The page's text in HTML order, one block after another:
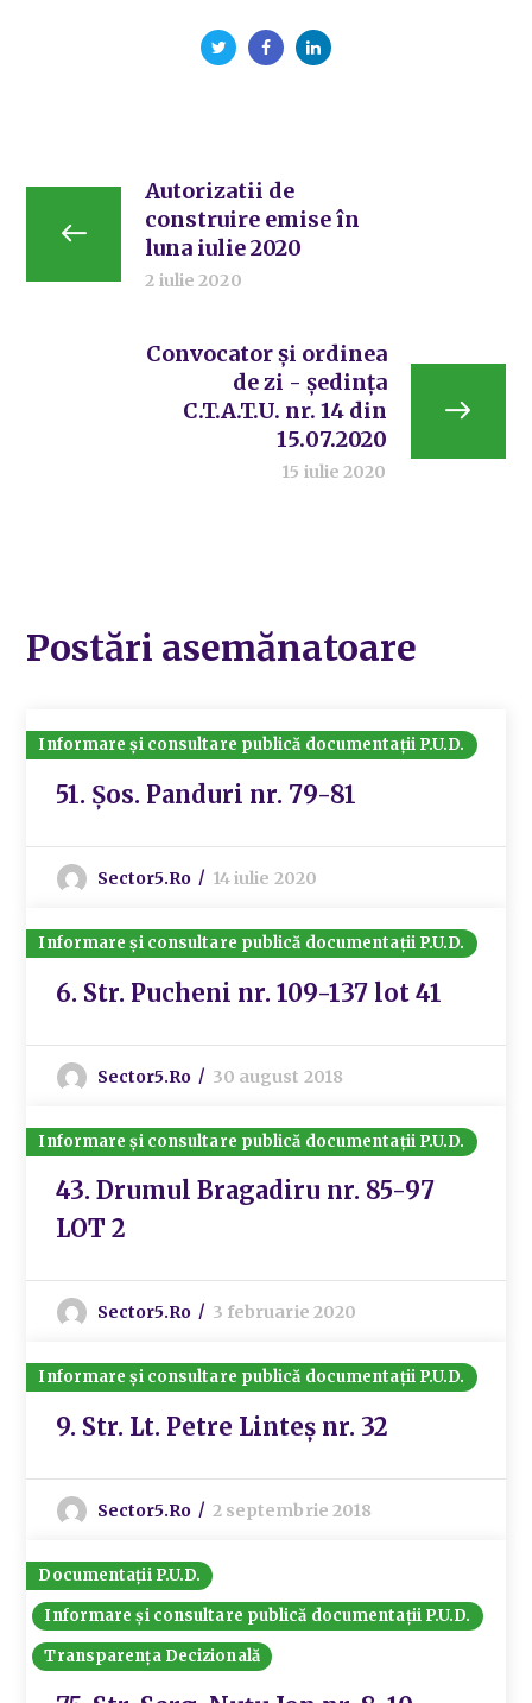
Autorizatii de
construire emise în
luna iulie 2020
2 iulie 2020
Convocator și ordinea
de zi - ședința
C.T.A.T.U. nr. 14 din
15.07.2020
15 iulie 2020
Postări asemănatoare
Informare și consultare publică documentații P.U.D.
51. Șos. Panduri nr. 79-81
Sector5.ro 14 iulie 2020
Informare și consultare publică documentații P.U.D.
6. Str. Pucheni nr. 109-137 lot 41
Sector5.ro 30 august 2018
Informare și consultare publică documentații P.U.D.
43. Drumul Bragadiru nr. 85-97
LOT 2
Sector5.ro 3 februarie 2020
Informare și consultare publică documentații P.U.D.
9. Str. Lt. Petre Linteș nr. 32
Sector5.ro 2 septembrie 2018
Documentații P.U.D.
Informare și consultare publică documentații P.U.D.
Transparența Decizională